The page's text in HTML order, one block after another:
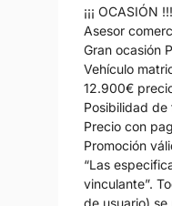
¡¡¡ OCASIÓN !!!
Asesor
Gran ocasión
Vehículo
12.900€
Posibilidad de
Precio con
Promoción
“Las
vinculante”.
de usuario)